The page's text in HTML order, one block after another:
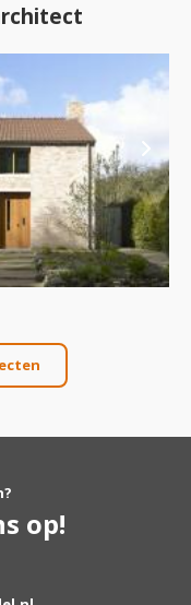
op!